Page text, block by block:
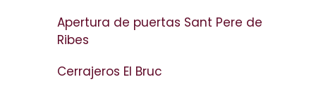
Apertura de puertas Sant Pere de
Ribes
Cerrajeros El Bruc